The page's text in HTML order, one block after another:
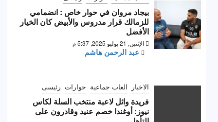
بيجاد مروان في حوار خاص : انضمامي
للزمالك قرار مدروس والأبيض كان الخيار
الأفضل
الإثنين, 21 يوليو 2025, 5:37 م
عبد الرحمن هاشم
الاخبار العاب جماعية حوارات رئيسى
فريدة وائل لاعبة منتخب السلة لكاس
نيوز: أوغندا خصم عنيد وقادرون على